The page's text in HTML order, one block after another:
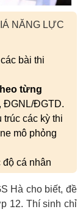
NĂNG LỰC
bài thi
từng
ĐGNL/ĐGTD.
các kỳ thi
mô phỏng
độ cá nhân
Hà cho biết, đề
12. Thí sinh chỉ